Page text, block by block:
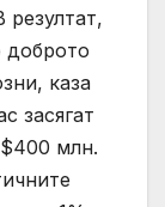
доброто
каза
засягат
млн.